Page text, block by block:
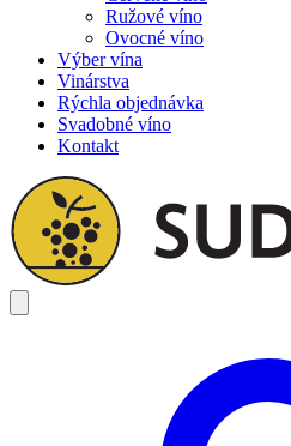
Ružové víno
Ovocné víno
Výber vína
Vinárstva
Rýchla objednávka
Svadobné víno
Kontakt